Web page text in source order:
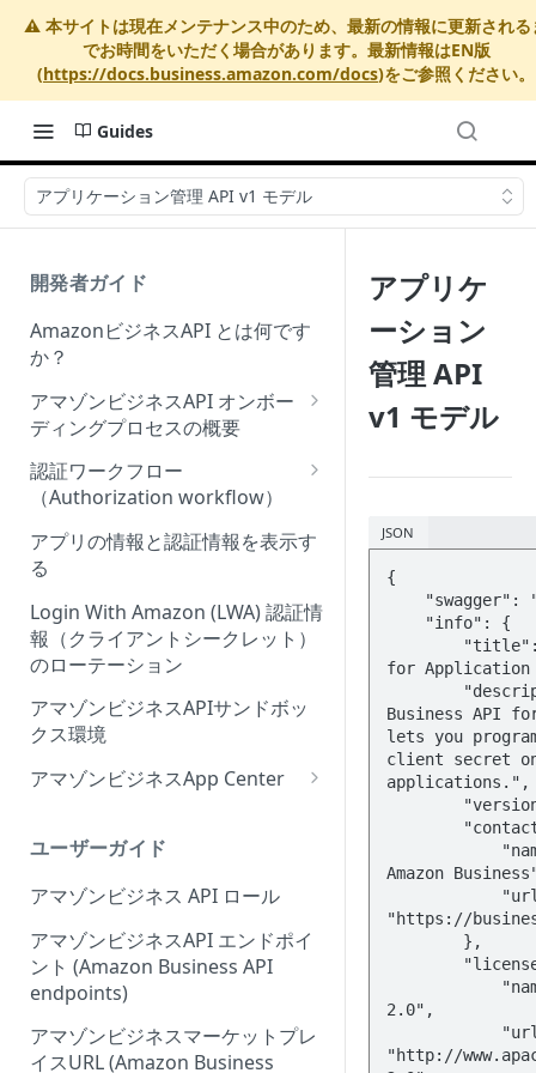
⚠️ 本サイトは現在メンテナンス中のため、最新の情報に更新される
でお時間をいただく場合があります。最新情報はEN版
(https://docs.business.amazon.com/docs)をご参照ください。
Guides
アプリケーション管理 API v1 モデル
開発者ガイド
AmazonビジネスAPI とは何です
か？
アマゾンビジネスAPI オンボー
ディングプロセスの概要
Onboarding Step 1: Authorize
your Amazon Business API
apps
Onboarding Step 2: Create
your request
認証ワークフロー
（Authorization workflow）
アマゾンビジネスサードパーテ
ィーウェブサイト認証ワークフ
ローの概要
アプリの情報と認証情報を表示す
る
Login With Amazon (LWA) 認証情
報（クライアントシークレット）
のローテーション
アマゾンビジネスAPIサンドボッ
クス環境
アマゾンビジネスApp Center
ーにアプリを出品する
アプリセンター認証ワークフロ
ー (App Center authorization
workflow)
アプリリスティングの管理
ユーザーガイド
アマゾンビジネス API ロール
アマゾンビジネスAPI エンドポイ
ント (Amazon Business API
endpoints)
アマゾンビジネスマーケットプレ
イスURL (Amazon Business
アプリケ
ーション
管理 API
v1 モデル
JSON
{
for Application
Business API
lets you
client secret
applications.",
Amazon
"https://
2.0",
"http://